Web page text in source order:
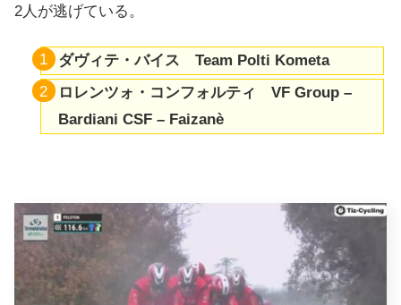
2人が逃げている。
ダヴィテ・バイス Team Polti Kometa
ロレンツォ・コンフォルティ VF Group –
Bardiani CSF – Faizanè